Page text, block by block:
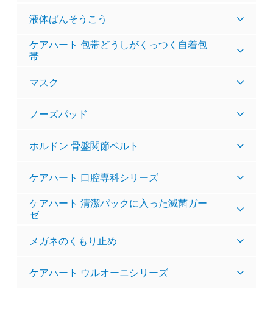
液体ばんそうこう
ケアハート 包帯どうしがくっつく自着包
帯
マスク
ノーズパッド
ホルドン 骨盤関節ベルト
ケアハート 口腔専科シリーズ
ケアハート 清潔パックに入った滅菌ガー
ゼ
メガネのくもり止め
ケアハート ウルオーニシリーズ